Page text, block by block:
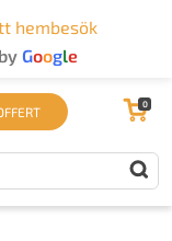
hembesök
Google
0